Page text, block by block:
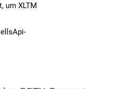
um XLTM